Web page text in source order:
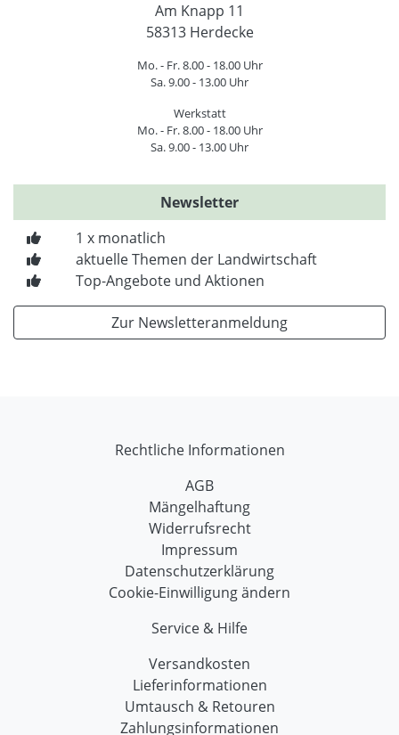
Am Knapp 11
58313 Herdecke
Mo. - Fr. 8.00 - 18.00 Uhr
Sa. 9.00 - 13.00 Uhr
Werkstatt
Mo. - Fr. 8.00 - 18.00 Uhr
Sa. 9.00 - 13.00 Uhr
Newsletter
1 x monatlich
aktuelle Themen der Landwirtschaft
Top-Angebote und Aktionen
Zur Newsletteranmeldung
Rechtliche Informationen
AGB
Mängelhaftung
Widerrufsrecht
Impressum
Datenschutzerklärung
Cookie-Einwilligung ändern
Service & Hilfe
Versandkosten
Lieferinformationen
Umtausch & Retouren
Zahlungsinformationen